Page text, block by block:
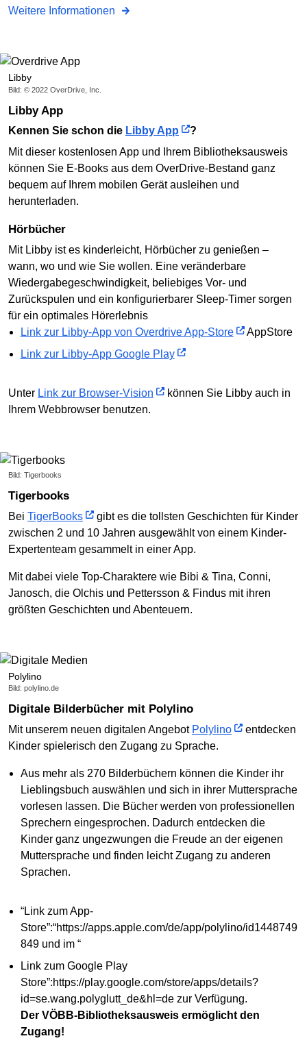
Weitere Informationen
Libby
Bild: © 2022 OverDrive, Inc.
Libby App
Kennen Sie schon die Libby App
?
Mit dieser kostenlosen App und Ihrem Bibliotheksausweis
können Sie E-Books aus dem OverDrive-Bestand ganz
bequem auf Ihrem mobilen Gerät ausleihen und
herunterladen.
Hörbücher
Mit Libby ist es kinderleicht, Hörbücher zu genießen –
wann, wo und wie Sie wollen. Eine veränderbare
Wiedergabegeschwindigkeit, beliebiges Vor- und
Zurückspulen und ein konfigurierbarer Sleep-Timer sorgen
für ein optimales Hörerlebnis
Link zur Libby-App von Overdrive App-Store
AppStore
Link zur Libby-App Google Play
Unter Link zur Browser-Vision
können Sie Libby auch in
Ihrem Webbrowser benutzen.
Bild: Tigerbooks
Tigerbooks
Bei TigerBooks
gibt es die tollsten Geschichten für Kinder
zwischen 2 und 10 Jahren ausgewählt von einem Kinder-
Expertenteam gesammelt in einer App.
Mit dabei viele Top-Charaktere wie Bibi & Tina, Conni,
Janosch, die Olchis und Pettersson & Findus mit ihren
größten Geschichten und Abenteuern.
Polylino
Bild: polylino.de
Digitale Bilderbücher mit Polylino
Mit unserem neuen digitalen Angebot Polylino
entdecken
Kinder spielerisch den Zugang zu Sprache.
Aus mehr als 270 Bilderbüchern können die Kinder ihr
Lieblingsbuch auswählen und sich in ihrer Muttersprache
vorlesen lassen. Die Bücher werden von professionellen
Sprechern eingesprochen. Dadurch entdecken die
Kinder ganz ungezwungen die Freude an der eigenen
Muttersprache und finden leicht Zugang zu anderen
Sprachen.
“Link zum App-
Store”:“https://apps.apple.com/de/app/polylino/id1448749
849 und im “
Link zum Google Play
Store”:https://play.google.com/store/apps/details?
id=se.wang.polyglutt_de&hl=de zur Verfügung.
Der VÖBB-Bibliotheksausweis ermöglicht den
Zugang!